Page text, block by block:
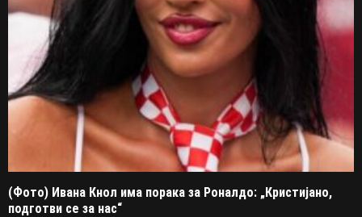
(Фото) Ивана Кнол има порака за Роналдо: „Кристијано,
подготви се за нас“